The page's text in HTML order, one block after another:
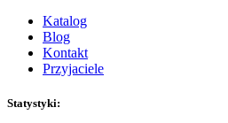
Katalog
Blog
Kontakt
Przyjaciele
Statystyki: